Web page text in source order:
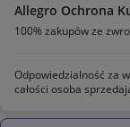
Allegro Ochrona
100% zakupów ze
Odpowiedzialność za
całości osoba